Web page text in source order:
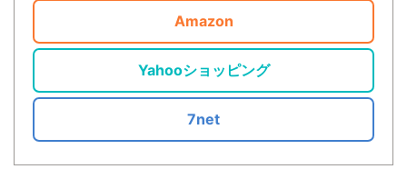
Amazon
Yahooショッピング
7net